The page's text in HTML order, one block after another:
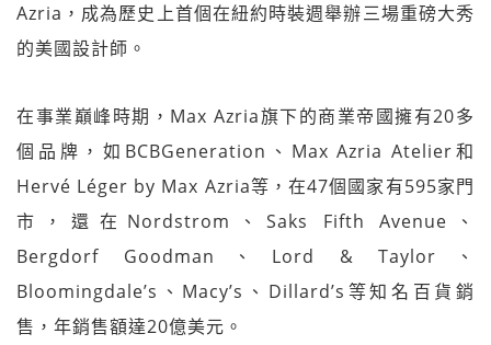
Azria，成為歷史上首個在紐約時裝週舉辦三場重磅大秀
的美國設計師。
在事業巔峰時期，Max Azria旗下的商業帝國擁有20多
個品牌，如BCBGeneration、Max Azria Atelier和
Hervé Léger by Max Azria等，在47個國家有595家門
市，還在Nordstrom、Saks Fifth Avenue、
Bergdorf Goodman、Lord & Taylor、
Bloomingdale’s、Macy’s、Dillard’s等知名百貨銷
售，年銷售額達20億美元。